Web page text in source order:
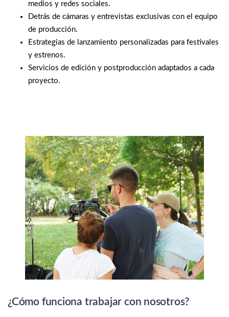
medios y redes sociales.
Detrás de cámaras y entrevistas exclusivas con el equipo
de producción.
Estrategias de lanzamiento personalizadas para festivales
y estrenos.
Servicios de edición y postproducción adaptados a cada
proyecto.
¿Cómo funciona trabajar con nosotros?